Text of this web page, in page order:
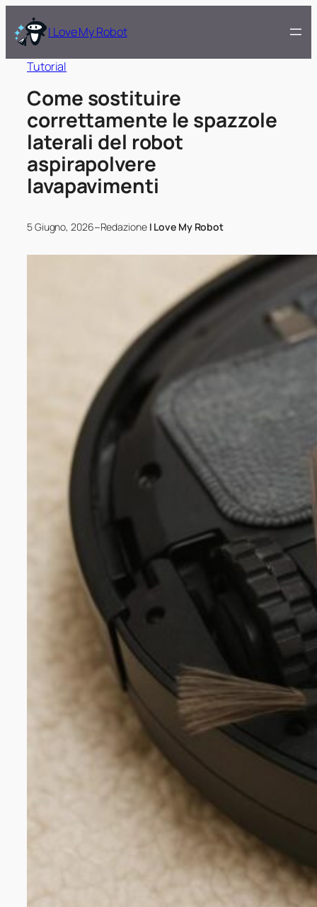
I Love My Robot
Tutorial
Come sostituire
correttamente le spazzole
laterali del robot
aspirapolvere
lavapavimenti
5 Giugno, 2026–Redazione I Love My Robot